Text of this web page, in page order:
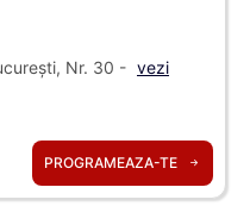
Nr. 30 - vezi
PROGRAMEAZA-TE